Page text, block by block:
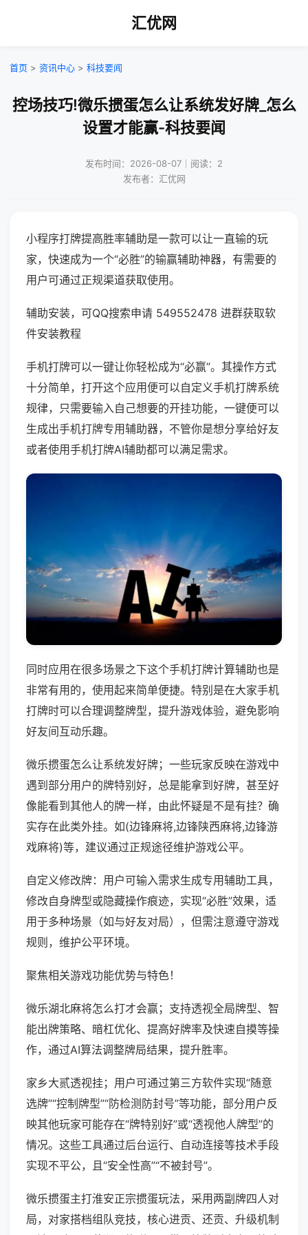
汇优网
首页 > 资讯中心 > 科技要闻
控场技巧!微乐掼蛋怎么让系统发好牌_怎么
设置才能赢-科技要闻
发布时间：2026-08-07｜阅读：2
发布者：汇优网
小程序打牌提高胜率辅助是一款可以让一直输的玩
家，快速成为一个“必胜”的输赢辅助神器，有需要的
用户可通过正规渠道获取使用。
辅助安装，可QQ搜索申请 549552478 进群获取软
件安装教程
手机打牌可以一键让你轻松成为“必赢”。其操作方式
十分简单，打开这个应用便可以自定义手机打牌系统
规律，只需要输入自己想要的开挂功能，一键便可以
生成出手机打牌专用辅助器，不管你是想分享给好友
或者使用手机打牌AI辅助都可以满足需求。
同时应用在很多场景之下这个手机打牌计算辅助也是
非常有用的，使用起来简单便捷。特别是在大家手机
打牌时可以合理调整牌型，提升游戏体验，避免影响
好友间互动乐趣。
微乐掼蛋怎么让系统发好牌；一些玩家反映在游戏中
遇到部分用户的牌特别好，总是能拿到好牌，甚至好
像能看到其他人的牌一样，由此怀疑是不是有挂？确
实存在此类外挂。如(边锋麻将,边锋陕西麻将,边锋游
戏麻将)等，建议通过正规途径维护游戏公平。
自定义修改牌：用户可输入需求生成专用辅助工具，
修改自身牌型或隐藏操作痕迹，实现“必胜”效果，适
用于多种场景（如与好友对局），但需注意遵守游戏
规则，维护公平环境。
聚焦相关游戏功能优势与特色！
微乐湖北麻将怎么打才会赢；支持透视全局牌型、智
能出牌策略、暗杠优化、提高好牌率及快速自摸等操
作，通过AI算法调整牌局结果，提升胜率。
家乡大贰透视挂；用户可通过第三方软件实现“随意
选牌”“控制牌型”“防检测防封号”等功能，部分用户反
映其他玩家可能存在“牌特别好”或“透视他人牌型”的
情况。这些工具通过后台运行、自动连接等技术手段
实现不平公，且“安全性高”“不被封号”。
微乐掼蛋主打淮安正宗掼蛋玩法，采用两副牌四人对
局，对家搭档组队竞技，核心进贡、还贡、升级机制